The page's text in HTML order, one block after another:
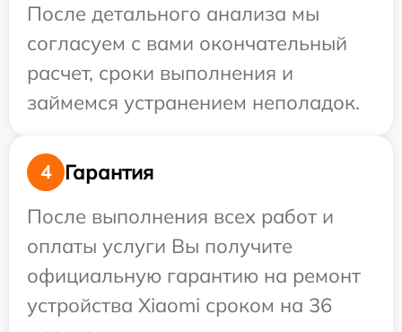
После детального анализа мы
согласуем с вами окончательный
расчет, сроки выполнения и
займемся устранением неполадок.
4
Гарантия
После выполнения всех работ и
оплаты услуги Вы получите
официальную гарантию на ремонт
устройства Xiaomi сроком на 36